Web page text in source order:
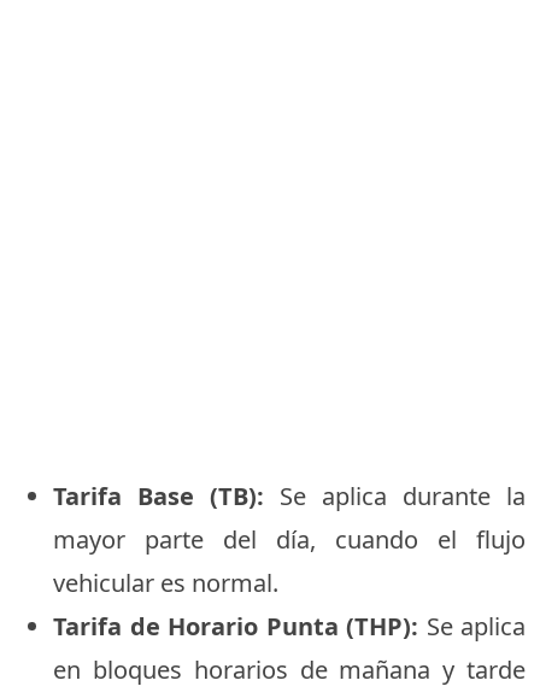
Tarifa Base (TB): Se aplica durante la
mayor parte del día, cuando el flujo
vehicular es normal.
Tarifa de Horario Punta (THP): Se aplica
en bloques horarios de mañana y tarde